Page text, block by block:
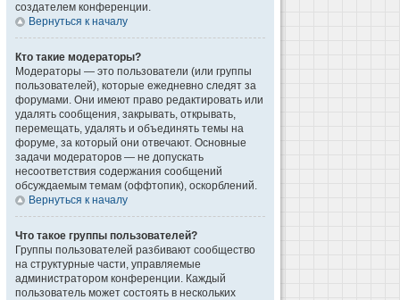
создателем конференции.
Вернуться к началу
Кто такие модераторы?
Модераторы — это пользователи (или группы
пользователей), которые ежедневно следят за
форумами. Они имеют право редактировать или
удалять сообщения, закрывать, открывать,
перемещать, удалять и объединять темы на
форуме, за который они отвечают. Основные
задачи модераторов — не допускать
несоответствия содержания сообщений
обсуждаемым темам (оффтопик), оскорблений.
Вернуться к началу
Что такое группы пользователей?
Группы пользователей разбивают сообщество
на структурные части, управляемые
администратором конференции. Каждый
пользователь может состоять в нескольких